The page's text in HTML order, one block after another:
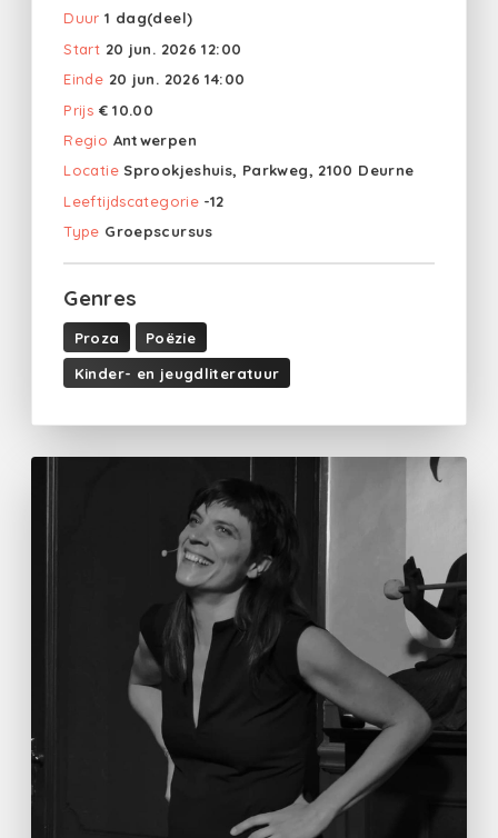
Duur 1 dag(deel)
Start 20 jun. 2026 12:00
Einde 20 jun. 2026 14:00
Prijs € 10.00
Regio Antwerpen
Locatie Sprookjeshuis, Parkweg, 2100 Deurne
Leeftijdscategorie -12
Type Groepscursus
Genres
Proza Poëzie
Kinder- en jeugdliteratuur